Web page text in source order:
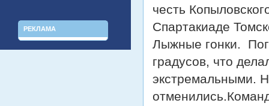
РЕКЛАМА
честь
Спартакиаде
Лыжные гонки.
градусов, что
экстремальными.
отменились.